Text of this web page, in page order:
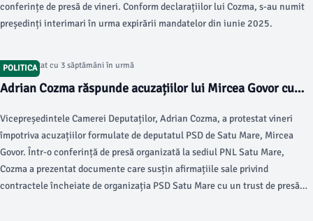
conferințe de presă de vineri. Conform declarațiilor lui Cozma, s-au numit
președinți interimari în urma expirării mandatelor din iunie 2025.
POLITICA
Articol postat cu 3 săptămâni în urmă
Adrian Cozma răspunde acuzațiilor lui Mircea Govor cu
Vicepreședintele Camerei Deputaților, Adrian Cozma, a protestat vineri
împotriva acuzațiilor formulate de deputatul PSD de Satu Mare, Mircea
Govor. Într-o conferință de presă organizată la sediul PNL Satu Mare,
Cozma a prezentat documente care susțin afirmațiile sale privind
contractele încheiate de organizația PSD Satu Mare cu un trust de presă